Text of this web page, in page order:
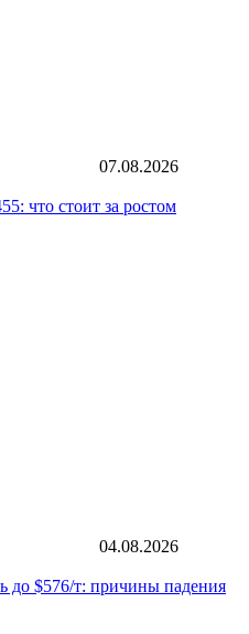
07.08.2026
что стоит за ростом
04.08.2026
до $576/т: причины падения